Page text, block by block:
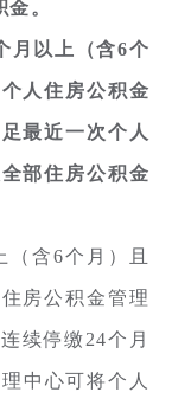
。
月以上（含6个
人住房公积金
最近一次个人
部住房公积金
含6个月）且
房公积金管理
续停缴24个月
中心可将个人